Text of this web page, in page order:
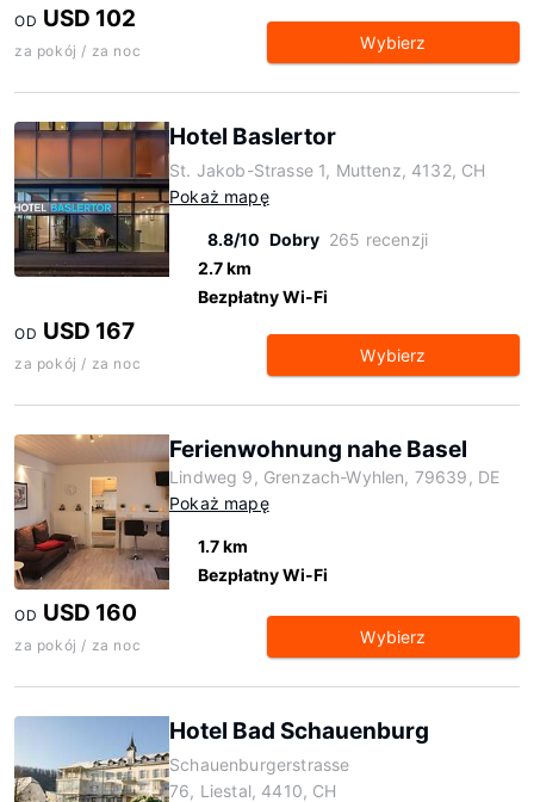
OD USD 102
za pokój / za noc Wybierz
Hotel Baslertor
St. Jakob-Strasse 1, Muttenz, 4132, CH
Pokaż mapę
8.8/10 Dobry 265 recenzji
2.7 km
Bezpłatny Wi-Fi
OD USD 167
za pokój / za noc Wybierz
Ferienwohnung nahe Basel
Lindweg 9, Grenzach-Wyhlen, 79639, DE
Pokaż mapę
1.7 km
Bezpłatny Wi-Fi
OD USD 160
za pokój / za noc Wybierz
Hotel Bad Schauenburg
Schauenburgerstrasse
76, Liestal, 4410, CH